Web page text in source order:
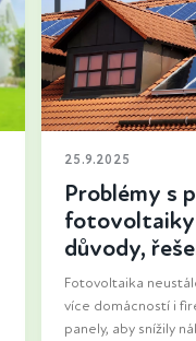
25.9.2025
Problémy s
důvody,
uspět
Fotovoltaika
více domácností i
panely, aby snížily